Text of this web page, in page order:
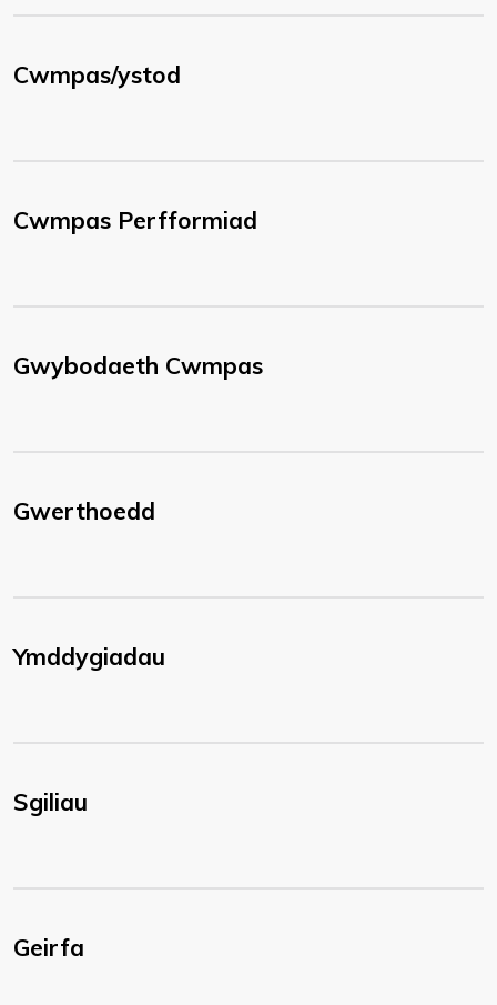
Cwmpas/ystod
Cwmpas Perfformiad
Gwybodaeth Cwmpas
Gwerthoedd
Ymddygiadau
Sgiliau
Geirfa